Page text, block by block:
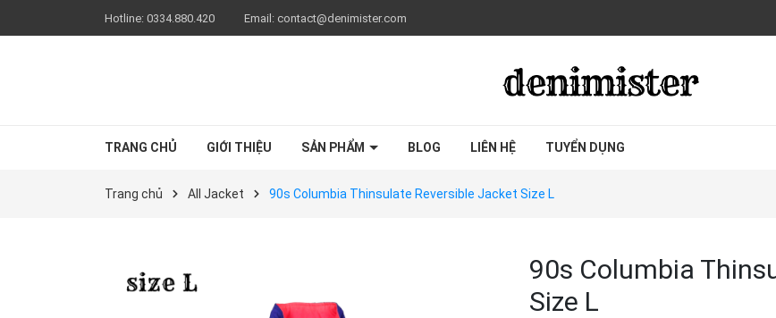
Hotline: 0334.880.420 Email: contact@denimister.com
TRANG CHỦ GIỚI THIỆU SẢN PHẨM BLOG LIÊN HỆ TUYỂN DỤNG
Trang chủ All Jacket 90s Columbia Thinsulate Reversible Jacket Size L
90s Columbia
Size L